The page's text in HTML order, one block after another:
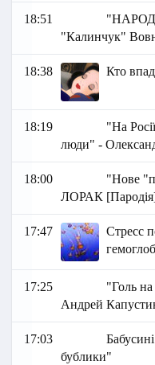
18:51
"Калинчук"
18:38 Кто
18:19
"На
люди" -
18:00
"Нове
ЛОРАК
17:47
Стресс
17:25
"Голь
Андрей
17:03
бублики"